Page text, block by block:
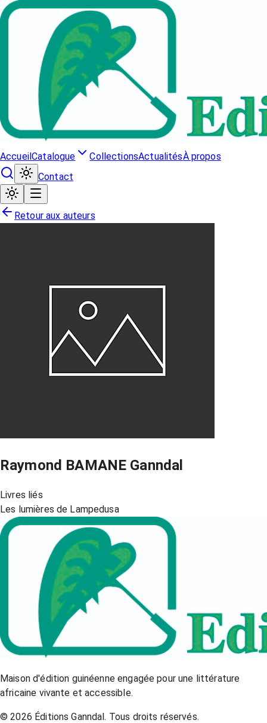
AccueilCatalogue CollectionsActualitésÀ propos
Contact
Retour aux auteurs
Raymond BAMANE Ganndal
Livres liés
Les lumières de Lampedusa
Maison d'édition guinéenne engagée pour une littérature
africaine vivante et accessible.
©2026 Éditions Ganndal. Tous droits réservés.